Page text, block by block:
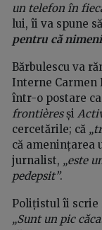
un telefon în
lui, îi va spune
pentru că
Bărbulescu va
Interne Carmen
într-o postare
frontièresși
cercetările; că
că amenințarea
jurnalist, „este
pedepsit”.
Polițistul îi scrie
„Sunt un pic